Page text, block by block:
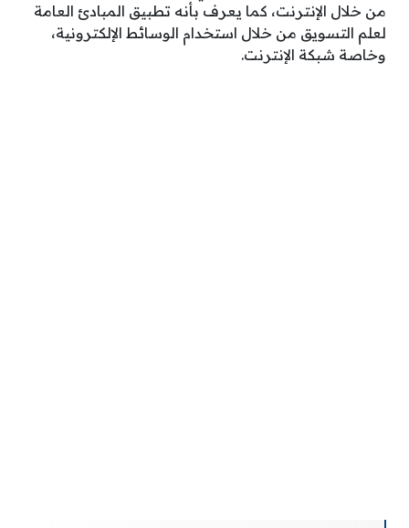
من خلال الإنترنت، كما يعرف بأنه تطبيق المبادئ العامة
لعلم التسويق من خلال استخدام الوسائط الإلكترونية،
وخاصة شبكة الإنترنت.